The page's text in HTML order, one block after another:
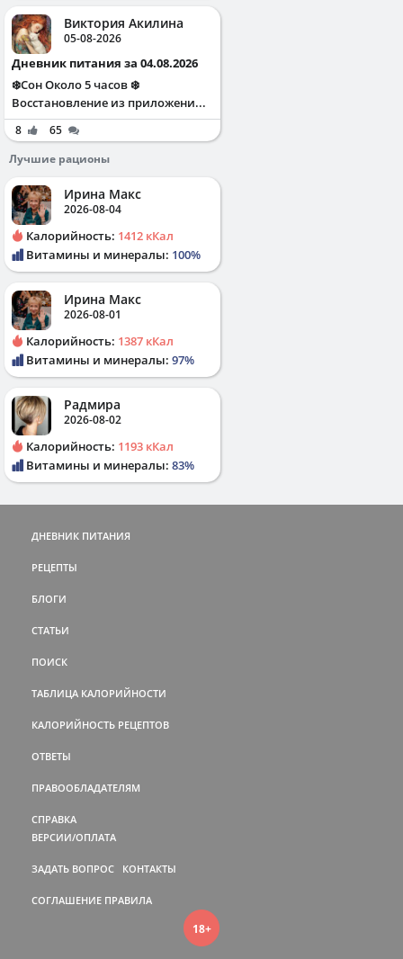
Виктория Акилина
05-08-2026
Дневник питания за 04.08.2026
❄️Сон Около 5 часов ❄️
Восстановление из приложени...
8
65
Лучшие рационы
Ирина Макс
2026-08-04
Калорийность: 1412 кКал
Витамины и минералы: 100%
Ирина Макс
2026-08-01
Калорийность: 1387 кКал
Витамины и минералы: 97%
Радмира
2026-08-02
Калорийность: 1193 кКал
Витамины и минералы: 83%
ДНЕВНИК ПИТАНИЯ
РЕЦЕПТЫ
БЛОГИ
СТАТЬИ
ПОИСК
ТАБЛИЦА КАЛОРИЙНОСТИ
КАЛОРИЙНОСТЬ РЕЦЕПТОВ
ОТВЕТЫ
ПРАВООБЛАДАТЕЛЯМ
СПРАВКА
ВЕРСИИ/ОПЛАТА
ЗАДАТЬ ВОПРОС КОНТАКТЫ
СОГЛАШЕНИЕ ПРАВИЛА
18+